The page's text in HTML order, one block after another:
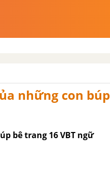
những con búp
bê trang 16 VBT ngữ